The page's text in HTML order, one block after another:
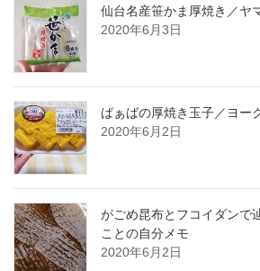
仙台名産笹かま厚焼き／ヤ
2020年6月3日
ばぁばの厚焼き玉子／ヨー
2020年6月2日
がごめ昆布とフコイダンで
ことの自分メモ
2020年6月2日